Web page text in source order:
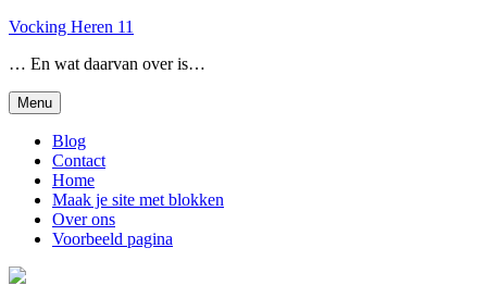
Skip
content
Vocking Heren 11
… En wat daarvan over is…
Menu
Blog
Contact
Home
Maak je site met blokken
Over ons
Voorbeeld pagina